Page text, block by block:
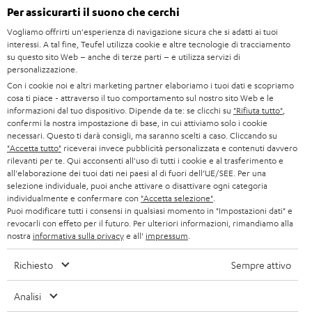
w
s
l
e
t
t
e
r
STEREO
SMART HOME
BLUETOOTH
CUFFIE
CUFFIE BLUETOOTH
SET STEREO
ALTOPARLANTE
ULTIMA
CUFFIE IN-EAR
STAMPA
B2B
BLOG
NEWSLETTER
NEGOZI
VANTAGGI TEUFEL
LA NOSTRA STORIA
MANAGEMENT
SOSTENIBILITÀ
GERMANIA
AUSTRIA
SVIZZERA
PAESI BASSI
BELGIO
FRANCIA
SPAGNA
Per assicurarti il suono che cerchi
Vogliamo offrirti un'esperienza di navigazione sicura che si adatti ai tuoi
interessi. A tal fine, Teufel utilizza cookie e altre tecnologie di tracciamento
su questo sito Web – anche di terze parti – e utilizza servizi di
personalizzazione.
Con i cookie noi e altri marketing partner elaboriamo i tuoi dati e scopriamo
cosa ti piace - attraverso il tuo comportamento sul nostro sito Web e le
informazioni dal tuo dispositivo. Dipende da te: se clicchi su "Rifiuta tutto"
confermi la nostra impostazione di base, in cui attiviamo solo i cookie
necessari. Questo ti darà consigli, ma saranno scelti a caso. Cliccando su
"Accetta tutto" riceverai invece pubblicità personalizzata e contenuti davvero
rilevanti per te. Qui acconsenti all'uso di tutti i cookie e al trasferimento e
all'elaborazione dei tuoi dati nei paesi al di fuori dell’UE/SEE. Per una
selezione individuale, puoi anche attivare o disattivare ogni categoria
individualmente e confermare con "Accetta selezione"
Puoi modificare tutti i consensi in qualsiasi momento in "Impostazioni dati" e
revocarli con effeto per il futuro. Per ulteriori informazioni, rimandiamo alla
nostra informativa sulla privacye all' impressum
Richiesto Sempre attivo
Analisi